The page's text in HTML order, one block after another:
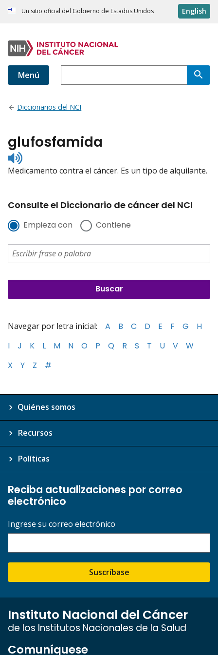
Un sitio oficial del Gobierno de Estados Unidos English
Menú
Diccionarios del NCI
glufosfamida
Listen
to
pronunciation
Medicamento contra el cáncer. Es un tipo de alquilante.
Consulte el Diccionario de cáncer del NCI
Empieza con Contiene
Navegar por letra inicial: A B C D E F G
H
I
J K L M N O P Q R S T U V
W
X
Y Z #
Quiénes somos
Recursos
Políticas
Reciba actualizaciones por correo
electrónico
Ingrese su correo electrónico
Suscríbase
Instituto Nacional del Cáncer
de los Institutos Nacionales de la Salud
Comuníquese